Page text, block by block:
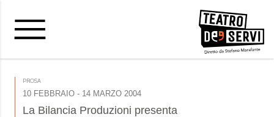
PROSA
10 FEBBRAIO - 14 MARZO 2004
La Bilancia Produzioni presenta